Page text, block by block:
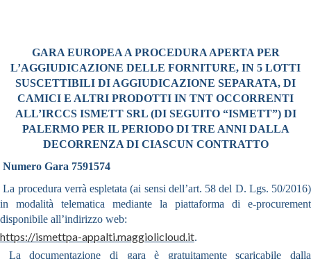
GARA EUROPEA A PROCEDURA APERTA PER
L’AGGIUDICAZIONE DELLE FORNITURE, IN 5 LOTTI
SUSCETTIBILI DI AGGIUDICAZIONE SEPARATA, DI
CAMICI E ALTRI PRODOTTI IN TNT OCCORRENTI
ALL’IRCCS ISMETT SRL (DI SEGUITO “ISMETT”) DI
PALERMO PER IL PERIODO DI TRE ANNI DALLA
DECORRENZA DI CIASCUN CONTRATTO
Numero Gara 7591574
La procedura verrà espletata (ai sensi dell’art. 58 del D. Lgs. 50/2016)
in modalità telematica mediante la piattaforma di e-procurement
disponibile all’indirizzo web:
https://ismettpa-appalti.maggiolicloud.it.
La documentazione di gara è gratuitamente scaricabile dalla